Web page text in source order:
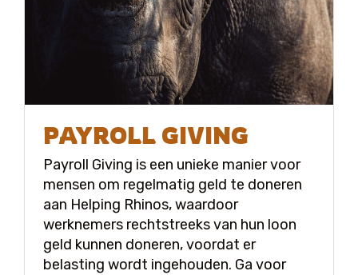
PAYROLL GIVING
Payroll Giving is een unieke manier voor
mensen om regelmatig geld te doneren
aan Helping Rhinos, waardoor
werknemers rechtstreeks van hun loon
geld kunnen doneren, voordat er
belasting wordt ingehouden. Ga voor